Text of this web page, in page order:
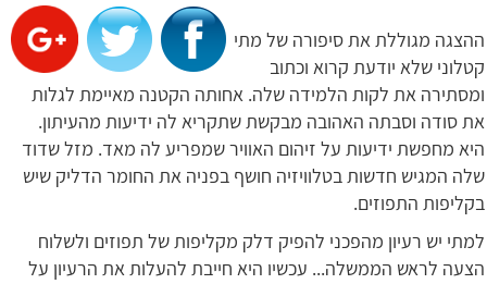
ההצגה מגוללת את סיפורה של מתי
קטלוני שלא יודעת קרוא וכתוב
ומסתירה את לקות הלמידה שלה. אחותה הקטנה מאיימת לגלות
את סודה וסבתה האהובה מבקשת שתקריא לה ידיעות מהעיתון.
היא מחפשת ידיעות על זיהום האוויר שמפריע לה מאד. מזל שדוד
שלה המגיש חדשות בטלוויזיה חושף בפניה את החומר הדליק שיש
בקליפות התפוזים.
למתי יש רעיון מהפכני להפיק דלק מקליפות של תפוזים ולשלוח
הצעה לראש הממשלה... עכשיו היא חייבת להעלות את הרעיון על